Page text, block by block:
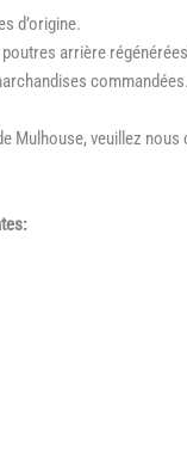
d’origine.
arrière
commandées.
Mulhouse, veuillez